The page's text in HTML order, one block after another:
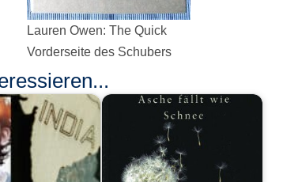
Lauren Owen: The Quick
Vorderseite des Schubers